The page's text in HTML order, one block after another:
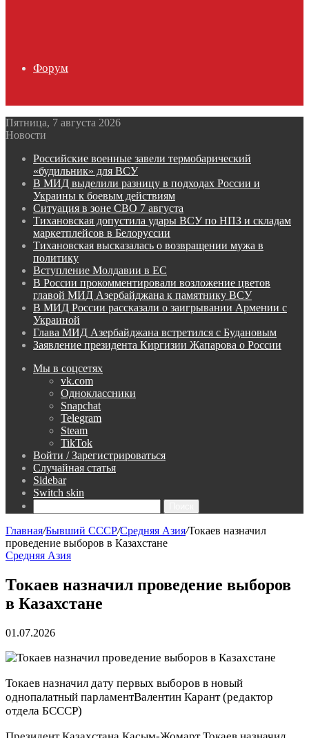
Форум
Пятница, 7 августа 2026
Новости
Российские военные завели термобарический
«будильник» для ВСУ
В МИД выделили разницу в подходах России и
Украины к боевым действиям
Ситуация в зоне СВО 7 августа
Тихановская допустила удары ВСУ по НПЗ и складам
маркетплейсов в Белоруссии
Тихановская высказалась о возвращении мужа в
политику
Вступление Молдавии в ЕС
В России прокомментировали возложение цветов
главой МИД Азербайджана к памятнику ВСУ
В МИД России рассказали о заигрывании Армении с
Украиной
Глава МИД Азербайджана встретился с Будановым
Заявление президента Киргизии Жапарова о России
Мы в соцсетях
vk.com
Одноклассники
Snapchat
Telegram
Steam
TikTok
Войти / Зарегистрироваться
Случайная статья
Sidebar
Switch skin
Главная/Бывший СССР/Средняя Азия/Токаев назначил
проведение выборов в Казахстане
Средняя Азия
Токаев назначил проведение выборов
в Казахстане
01.07.2026
Токаев назначил дату первых выборов в новый
однопалатный парламентВалентин Карант(редактор
отдела БСССР)